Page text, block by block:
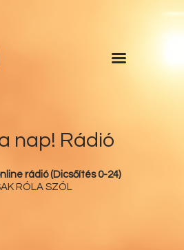
nap! Rádió
rádió (Dicsőítés 0-24)
RÓLA SZÓL